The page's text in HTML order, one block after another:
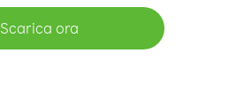
Scarica ora